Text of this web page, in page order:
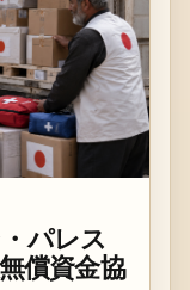
パレス
償資金協